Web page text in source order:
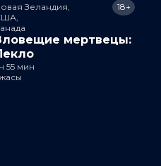
Зеландия,
мертвецы:
18+
55 мин